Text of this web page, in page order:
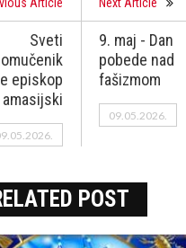
Sveti
episkop
amasijski
9. maj - Dan
pobede nad
fašizmom
09.05.2026.
POST